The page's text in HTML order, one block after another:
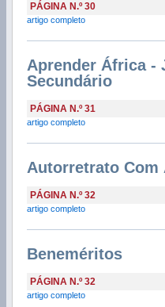
PÁGINA N.º 30
artigo completo
Aprender África -
Secundário
PÁGINA N.º 31
artigo completo
Autorretrato Com
PÁGINA N.º 32
artigo completo
Beneméritos
PÁGINA N.º 32
artigo completo